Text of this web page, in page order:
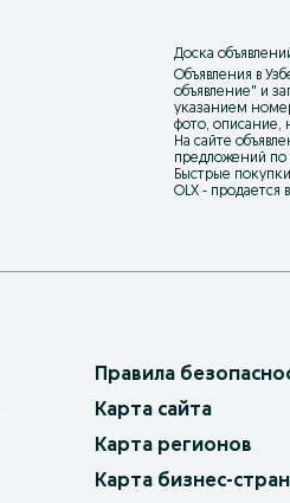
Доска
Объявления в
объявление" и
указанием
фото, описание,
На сайте
предложений по
Быстрые
OLX - продается
Правила
Карта сайта
Карта регионов
Карта бизнес-